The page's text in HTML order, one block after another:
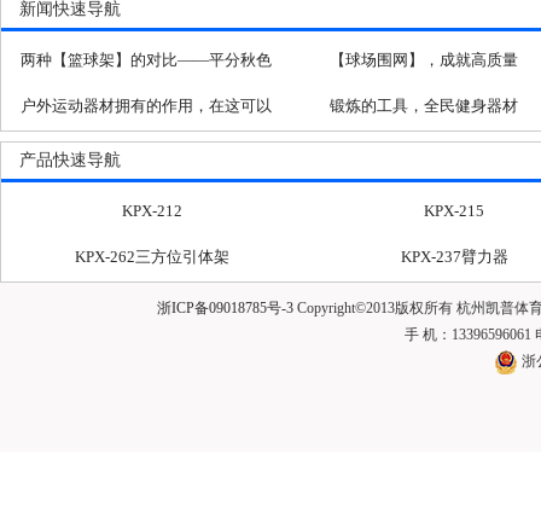
新闻快速导航
两种【篮球架】的对比——平分秋色 【球场围网】，成就高质量
户外运动器材拥有的作用，在这可以
体现
锻炼的工具，全民健身器材
产品快速导航
KPX-212 KPX-215
KPX-262三方位引体架 KPX-237臂力器
KPX-217快乐大转盘 KPX-208单位漫步机
KPX-251坐立扭腰器
浙ICP备09018785号-3 Copyright©2013版权所有 杭州凯普体
手 机：13396596061
浙